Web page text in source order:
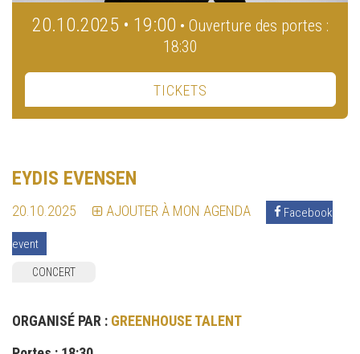
20.10.2025 • 19:00 • Ouverture des portes :
18:30
TICKETS
EYDIS EVENSEN
20.10.2025 AJOUTER À MON AGENDA Facebook
event
CONCERT
ORGANISÉ PAR : GREENHOUSE TALENT